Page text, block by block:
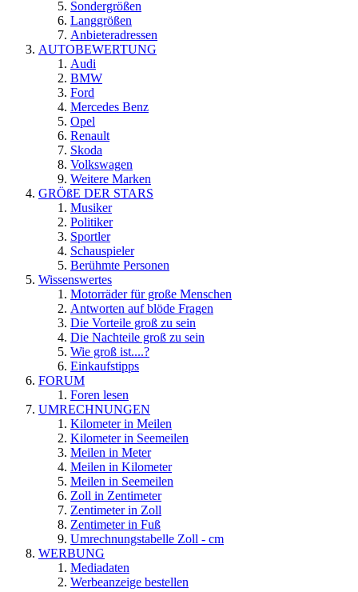
Sondergrößen
Langgrößen
Anbieteradressen
AUTOBEWERTUNG
Audi
BMW
Ford
Mercedes Benz
Opel
Renault
Skoda
Volkswagen
Weitere Marken
GRÖßE DER STARS
Musiker
Politiker
Sportler
Schauspieler
Berühmte Personen
Wissenswertes
Motorräder für große Menschen
Antworten auf blöde Fragen
Die Vorteile groß zu sein
Die Nachteile groß zu sein
Wie groß ist....?
Einkaufstipps
FORUM
Foren lesen
UMRECHNUNGEN
Kilometer in Meilen
Kilometer in Seemeilen
Meilen in Meter
Meilen in Kilometer
Meilen in Seemeilen
Zoll in Zentimeter
Zentimeter in Zoll
Zentimeter in Fuß
Umrechnungstabelle Zoll - cm
WERBUNG
Mediadaten
Werbeanzeige bestellen